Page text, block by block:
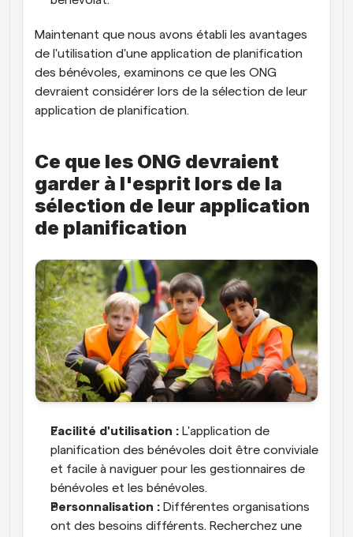
Maintenant que nous avons établi les avantages
de l'utilisation d'une application de planification
des bénévoles, examinons ce que les ONG
devraient considérer lors de la sélection de leur
application de planification.
Ce que les ONG devraient
garder à l'esprit lors de la
sélection de leur application
de planification
Facilité d'utilisation : L'application de
planification des bénévoles doit être conviviale
et facile à naviguer pour les gestionnaires de
bénévoles et les bénévoles.
Personnalisation : Différentes organisations
ont des besoins différents. Recherchez une